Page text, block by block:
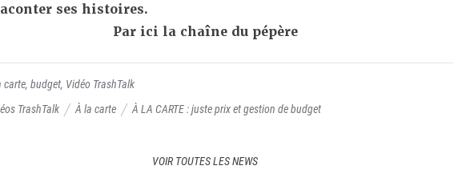
Actu NBA
TrashTalk À la carte À LA CARTE : juste prix et gestion de budget
ses histoires.
Par ici la chaîne du pépère
carte, budget, Vidéo TrashTalk
VOIR TOUTES LES NEWS